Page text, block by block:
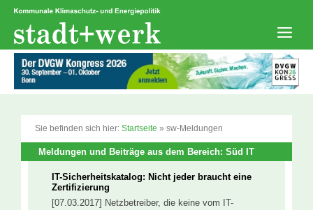
Zum
springen
Sie befinden sich hier: Startseite » sw-Meldungen
Meldungen und Beiträge aus dem Bereich: Süd IT
IT-Sicherheitskatalog: Nicht jeder braucht eine
Zertifizierung
[07.03.2017] Netzbetreiber, die keine vom IT-